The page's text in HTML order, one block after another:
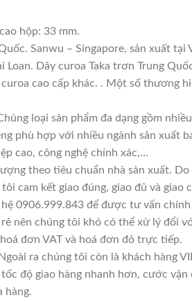
hộp: 33 mm.
Sanwu – Singapore, sản xuất tại
Dây curoa Taka trơn Trung
cao cấp khác. . Một số thương
loại sản phẩm đa dạng gồm
phù hợp với nhiều ngành sản xuất
cao, công nghệ chính xác,…
theo tiêu chuẩn nhà sản xuất.
cam kết giao đúng, giao đủ và giao
0906.999.843 để được tư vấn
nên chúng tôi khó có thể xử lý đổi
đơn VAT và hoá đơn đỏ trực tiếp.
ra chúng tôi còn là khách hàng
độ giao hàng nhanh hơn, cước
hàng.